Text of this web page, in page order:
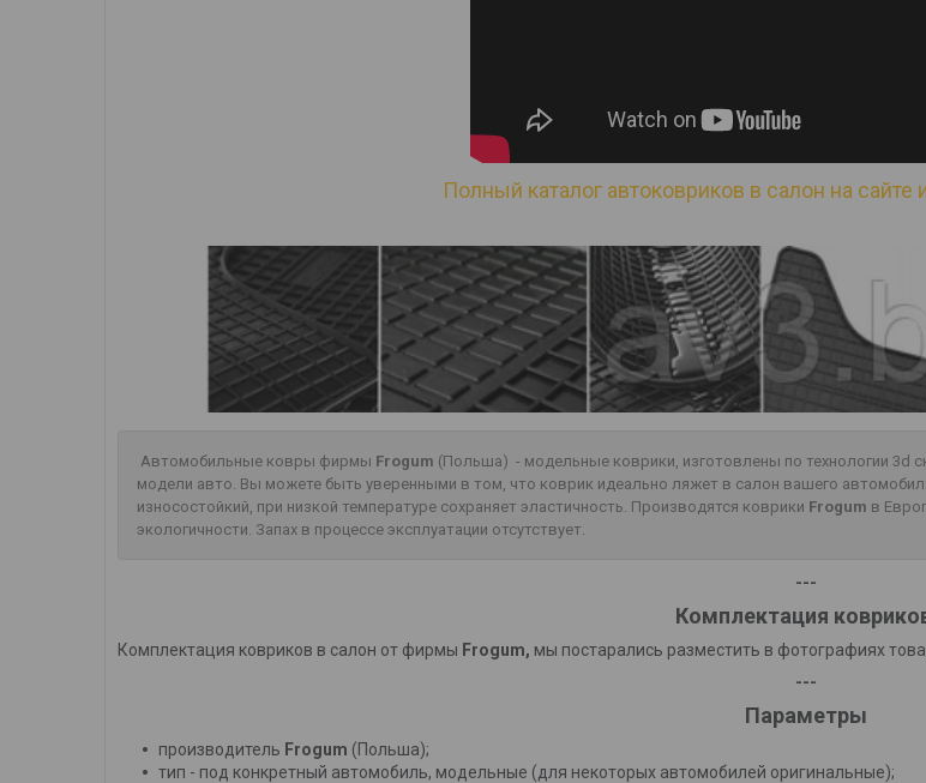
Полный каталог автоковриков в салон на сайте
Автомобильные ковры фирмы Frogum (Польша) - модельные коврики, изготовлены по технологии 3d
модели авто. Вы можете быть уверенными в том, что коврик идеально ляжет в салон вашего
износостойкий, при низкой температуре сохраняет эластичность. Производятся коврики Frogum в
экологичности. Запах в процессе эксплуатации отсутствует.
---
Комплектация
Комплектация ковриков в салон от фирмы Frogum, мы постарались разместить в фотографиях
---
Параметры
производитель Frogum (Польша);
тип - под конкретный автомобиль, модельные (для некоторых автомобилей оригинальные);